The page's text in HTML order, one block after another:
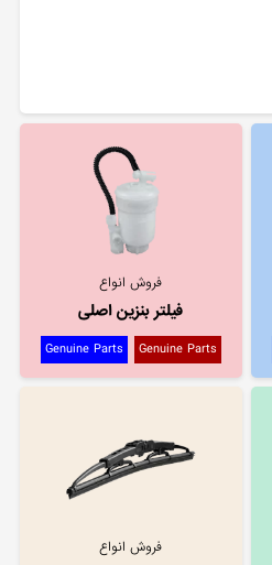
فروش انواع
فیلتر بنزین اصلی
Genuine Parts
Genuine Parts
فروش انواع